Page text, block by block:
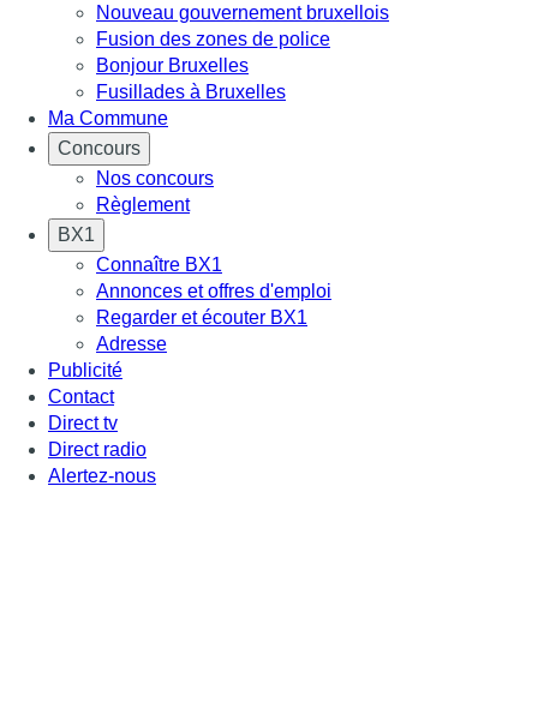
Nouveau gouvernement bruxellois
Fusion des zones de police
Bonjour Bruxelles
Fusillades à Bruxelles
Ma Commune
Concours
Nos concours
Règlement
BX1
Connaître BX1
Annonces et offres d'emploi
Regarder et écouter BX1
Adresse
Publicité
Contact
Direct tv
Direct radio
Alertez-nous